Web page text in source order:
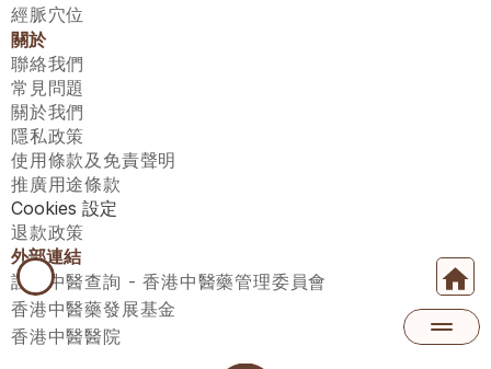
經脈穴位
關於
聯絡我們
常見問題
關於我們
隱私政策
使用條款及免責聲明
推廣用途條款
Cookies 設定
退款政策
外部連結
註冊中醫查詢 - 香港中醫藥管理委員會
香港中醫藥發展基金
香港中醫醫院